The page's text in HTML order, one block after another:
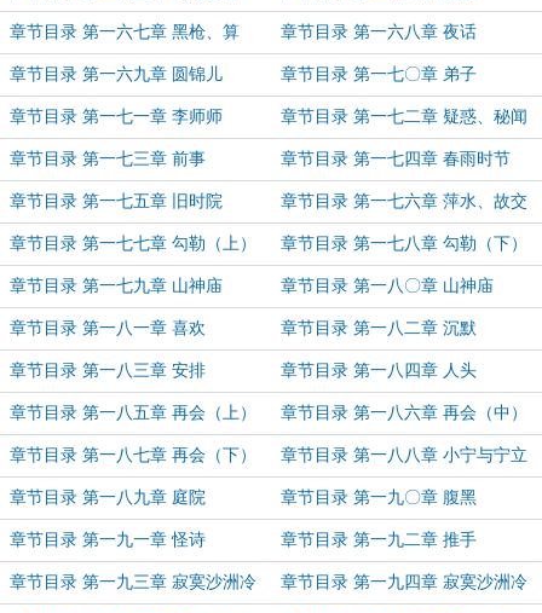
章节目录 第一六七章 黑枪、算
计，浪里白条元锦儿！
章节目录 第一六八章 夜话
章节目录 第一六九章 圆锦儿 章节目录 第一七〇章 弟子
章节目录 第一七一章 李师师 章节目录 第一七二章 疑惑、秘闻
章节目录 第一七三章 前事 章节目录 第一七四章 春雨时节
章节目录 第一七五章 旧时院 章节目录 第一七六章 萍水、故交
章节目录 第一七七章 勾勒（上） 章节目录 第一七八章 勾勒（下）
章节目录 第一七九章 山神庙
（上）
章节目录 第一八〇章 山神庙
（下）
章节目录 第一八一章 喜欢 章节目录 第一八二章 沉默
章节目录 第一八三章 安排 章节目录 第一八四章 人头
章节目录 第一八五章 再会（上） 章节目录 第一八六章 再会（中）
章节目录 第一八七章 再会（下） 章节目录 第一八八章 小宁与宁立
恒
章节目录 第一八九章 庭院 章节目录 第一九〇章 腹黑
章节目录 第一九一章 怪诗 章节目录 第一九二章 推手
章节目录 第一九三章 寂寞沙洲冷 章节目录 第一九四章 寂寞沙洲冷